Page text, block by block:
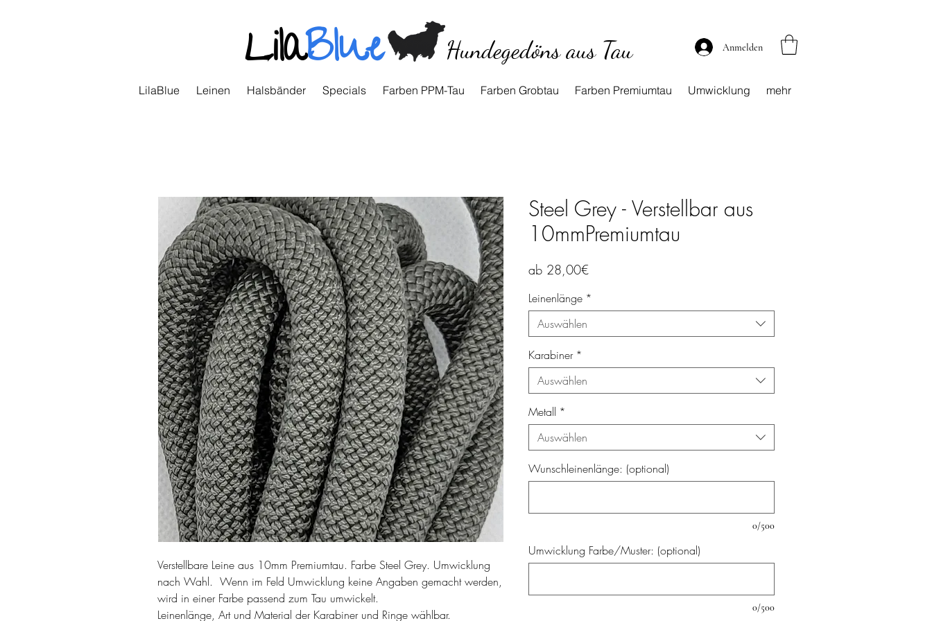
LilaBlue Hundegedöns aus Tau Anmelden
LilaBlue Leinen Halsbänder Specials Farben PPM-Tau Farben Grobtau Farben Premiumtau Umwicklung mehr
Verstellbare Leine aus 10mm Premiumtau. Farbe Steel Grey. Umwicklung
nach Wahl. Wenn im Feld Umwicklung keine Angaben gemacht werden,
wird in einer Farbe passend zum Tau umwickelt.
Leinenlänge, Art und Material der Karabiner und Ringe wählbar.
Steel Grey - Verstellbar aus
10mmPremiumtau
ab 28,00€Sale-
Leinenlänge *
Auswählen
Karabiner *
Auswählen
Metall *
Auswählen
Wunschleinenlänge: (optional)
0/500
Umwicklung Farbe/Muster: (optional)
0/500